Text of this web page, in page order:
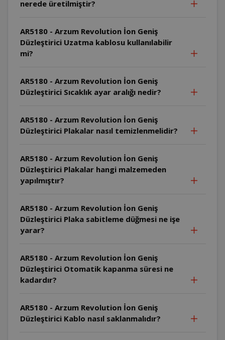
nerede üretilmiştir?
AR5180 - Arzum Revolution İon Geniş
Düzleştirici Uzatma kablosu kullanılabilir
mi?
AR5180 - Arzum Revolution İon Geniş
Düzleştirici Sıcaklık ayar aralığı nedir?
AR5180 - Arzum Revolution İon Geniş
Düzleştirici Plakalar nasıl temizlenmelidir?
AR5180 - Arzum Revolution İon Geniş
Düzleştirici Plakalar hangi malzemeden
yapılmıştır?
AR5180 - Arzum Revolution İon Geniş
Düzleştirici Plaka sabitleme düğmesi ne işe
yarar?
AR5180 - Arzum Revolution İon Geniş
Düzleştirici Otomatik kapanma süresi ne
kadardır?
AR5180 - Arzum Revolution İon Geniş
Düzleştirici Kablo nasıl saklanmalıdır?